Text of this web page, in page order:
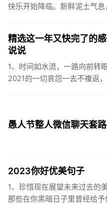
快乐开始降临。新鲜泥土气
精选这一年又快完了的
说说
1、时间如水流，一路向前转
2021的一切哀怨一去不複返
愚人节整人微信聊天套
2023你好优美句子
1、珍惜现在展望未来过去的
那些在你黑暗日子里曾经给